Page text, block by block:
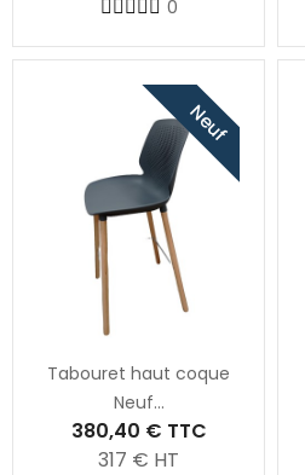
0
Neuf
Tabouret haut coque
Neuf...
380,40 € TTC
317 € HT